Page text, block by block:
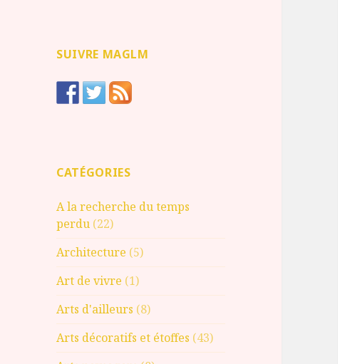
SUIVRE MAGLM
CATÉGORIES
A la recherche du temps
perdu (22)
Architecture (5)
Art de vivre (1)
Arts d'ailleurs (8)
Arts décoratifs et étoffes (43)